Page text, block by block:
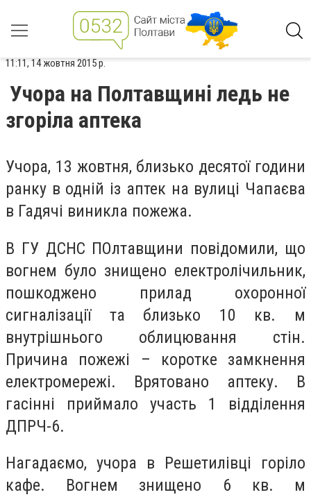
11:11, 14 жовтня 2015 р.
Учора на Полтавщині ледь не
згоріла аптека
Учора, 13 жовтня, близько десятої години
ранку в одній із аптек на вулиці Чапаєва
в Гадячі виникла пожежа.
В ГУ ДСНС ПОлтавщини повідомили, що
вогнем було знищено електролічильник,
пошкоджено прилад охоронної
сигналізації та близько 10 кв. м
внутрішнього облицювання стін.
Причина пожежі – коротке замкнення
електромережі. Врятовано аптеку. В
гасінні приймало участь 1 відділення
ДПРЧ-6.
Нагадаємо, учора в Решетилівці горіло
кафе. Вогнем знищено 6 кв. м